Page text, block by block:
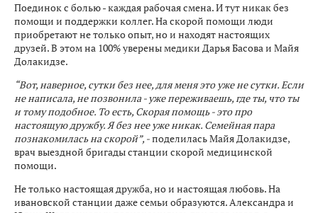
Поединок с болью - каждая рабочая смена. И тут никак без
помощи и поддержки коллег. На скорой помощи люди
приобретают не только опыт, но и находят настоящих
друзей. В этом на 100% уверены медики Дарья Басова и Майя
Долакидзе.
“Вот, наверное, сутки без нее, для меня это уже не сутки. Если
не написала, не позвонила - уже переживаешь, где ты, что ты
и тому подобное. То есть, Скорая помощь - это про
настоящую дружбу. Я без нее уже никак. Семейная пара
познакомилась на скорой”, -поделилась Майя Долакидзе,
врач выездной бригады станции скорой медицинской
помощи.
Не только настоящая дружба, но и настоящая любовь. На
ивановской станции даже семьи образуются. Александра и